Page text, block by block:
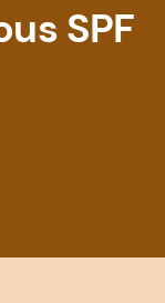
SPF